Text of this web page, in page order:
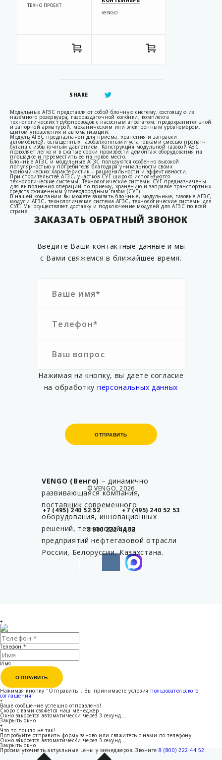
ТЕХНО ПРОЕКТ
VENGO
SHARE
Модульные АГЗС представляют собой блочную систему, состоящую из
наземного резервуара, газораздаточной колонки, комплекта
технологических трубопроводов с насосным агрегатом, предохранительной
и запорной арматурой, механическим или электронным уровнемером,
щитом управления и автоматизации.
Модуль АГЗС предназначен для приема, хранения и заправки
автомобилей, оснащенных газобаллонными установками смесью пропан-
бутана с избыточным давлением. Конструкция модульной газовой АЗС
позволяет легко и в сжатые сроки произвести демонтаж оборудования на
площадке и переместить ее на новое место.
Блочные АГЗС и модульные АГЗС пользуются особенно высокой
популярностью у потребителя благодаря уникальности своих
экономических характеристик – рациональности и эффективности.
При строительстве АГЗС, участков СУГ широко используются
технологические системы.Технологические системы СУГ предназначены
для выполнения операций по приему, хранению и заправке транспортных
средств сжиженным углеводородным газом (СУГ).
В нашей компании вы можете заказать блочные, модульные, газовые АГЗС,
модули АГЗС, технологическая система АГЗС, технологические системы для
СУГ. Мы осуществляет доставку и подключение модулей для АГЗС по всей
стране.
ЗАКАЗАТЬ ОБРАТНЫЙ ЗВОНОК
Введите Ваши контактные данные и мы
с Вами свяжемся в ближайшее время.
Нажимая на кнопку, вы даете согласие
на обработку персональных данных
ОТПРАВИТЬ
ОТПРАВИТЬ
© VENGO, 2026
+7 (495) 240 52 52 +7 (495) 240 52 53
8 800 222 44 52
VENGO (Венго) – динамично
развивающаяся компания,
поставщик современного
оборудования, инновационных
решений, технологий для
предприятий нефтегазовой отрасли
России, Белоруссии, Казахстана.
+
Телефон *
Имя
ОТПРАВИТЬ
ОТПРАВИТЬ
Нажимая кнопку "Отправить", Вы принимаете условия пользовательского
соглашения
+
Ваше сообщение успешно отправлено!
Скоро с вами свяжется наш менеджер
Окно закроется автоматически через 3 секунд...
Закрыть окно
+
Что-то пошло не так!
Попробуйте отправить форму заново или свяжитесь с нами по телефону.
Окно закроется автоматически через 3 секунд...
Закрыть окно
Просим уточнять актуальные цены у менеджеров. Звоните 8 (800) 222 44 52